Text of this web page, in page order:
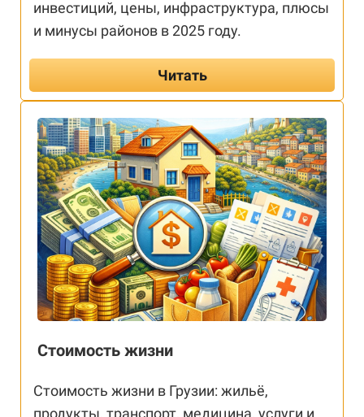
инвестиций, цены, инфраструктура, плюсы
и минусы районов в 2025 году.
Читать
Стоимость жизни
Стоимость жизни в Грузии: жильё,
продукты, транспорт, медицина, услуги и